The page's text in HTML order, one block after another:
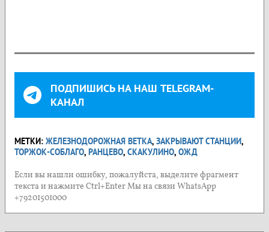
ПОДПИШИСЬ НА НАШ TELEGRAM-
КАНАЛ
МЕТКИ: ЖЕЛЕЗНОДОРОЖНАЯ ВЕТКА, ЗАКРЫВАЮТ СТАНЦИИ,
ТОРЖОК-СОБЛАГО, РАНЦЕВО, СКАКУЛИНО, ОЖД
Если вы нашли ошибку, пожалуйста, выделите фрагмент
текста и нажмите Ctrl+Enter Мы на связи WhatsApp
+79201501000